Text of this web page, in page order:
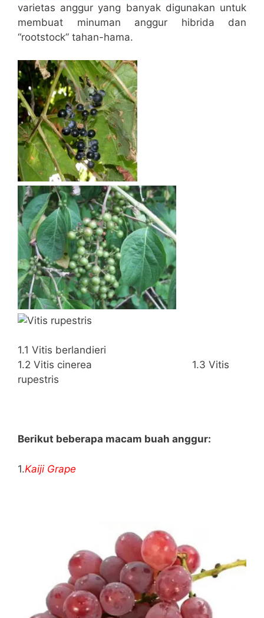
varietas anggur yang banyak digunakan untuk
membuat minuman anggur hibrida dan
“rootstock” tahan-hama.
1.1 Vitis berlandieri
1.2 Vitis cinerea 1.3 Vitis
rupestris
Berikut beberapa macam buah anggur:
1.Kaiji Grape